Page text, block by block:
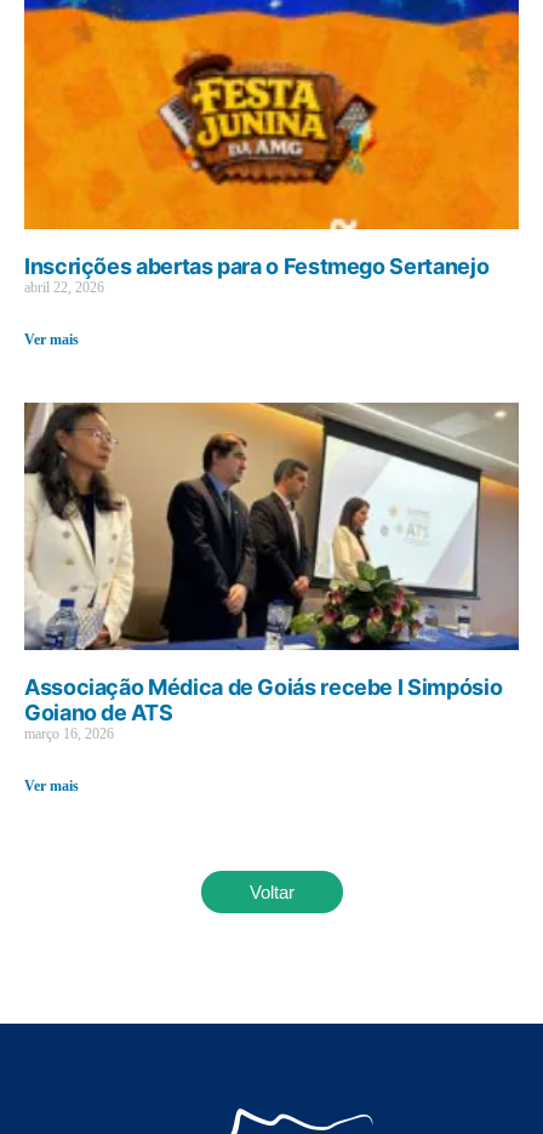
Inscrições abertas para o Festmego Sertanejo
abril 22, 2026
Ver mais
Associação Médica de Goiás recebe I Simpósio
Goiano de ATS
março 16, 2026
Ver mais
Voltar